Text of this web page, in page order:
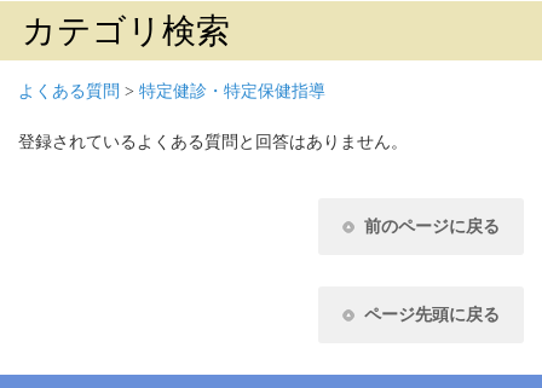
カテゴリ検索
よくある質問 > 特定健診・特定保健指導
登録されているよくある質問と回答はありません。
前のページに戻る
ページ先頭に戻る